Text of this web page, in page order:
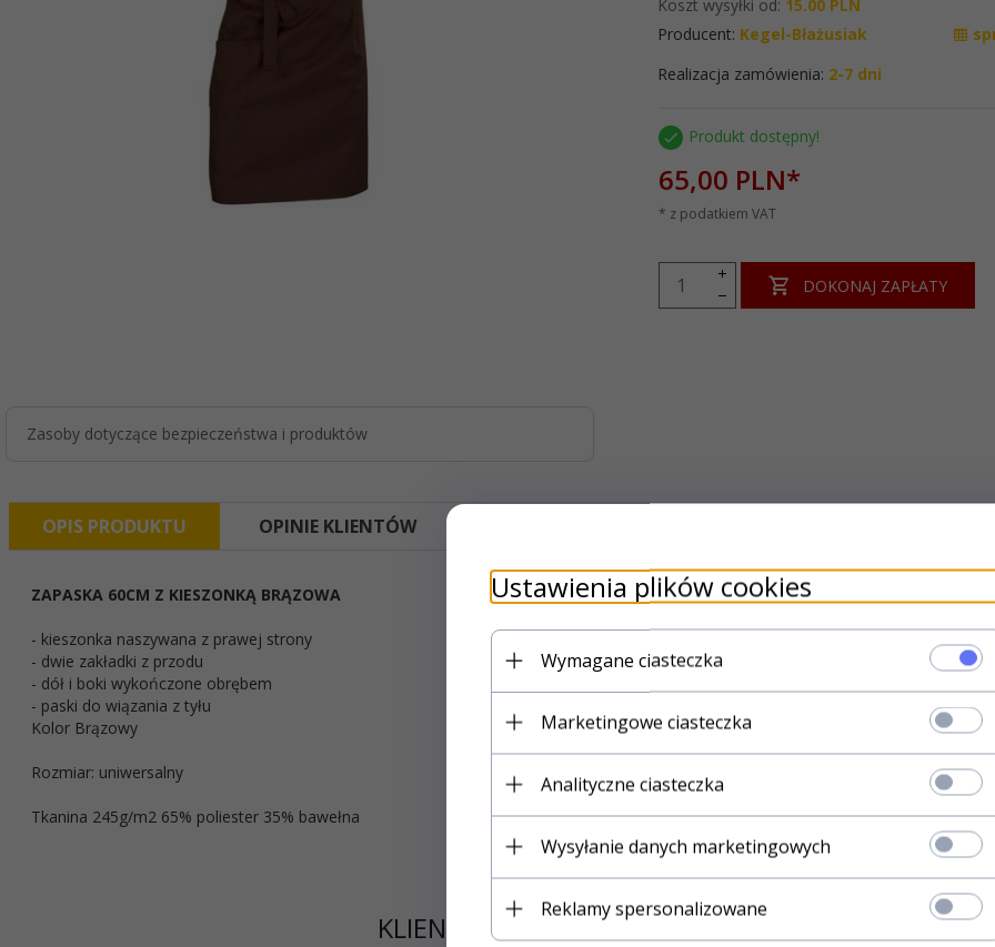
Zasoby dotyczące bezpieczeństwa i produktów
Koszt wysyłki od: 15.00 PLN
Producent: Kegel-Błażusiak
Realizacja zamówienia: 2-7 dni
Produkt dostępny!
65,00 PLN*
* z podatkiem VAT
DOKONAJ ZAPŁATY
OPIS PRODUKTU OPINIE KLIENTÓW
ZAPASKA 60CM Z KIESZONKĄ BRĄZOWA
- kieszonka naszywana z prawej strony
- dwie zakładki z przodu
- dół i boki wykończone obrębem
- paski do wiązania z tyłu
Kolor Brązowy
Rozmiar: uniwersalny
Tkanina 245g/m2 65% poliester 35% bawełna
KLIENCI, KTÓRZY KUPILI TEN PRODUKT WYBRALI
Ustawienia plików cookies
Wymagane ciasteczka
Marketingowe ciasteczka
Analityczne ciasteczka
Wysyłanie danych marketingowych
Reklamy spersonalizowane